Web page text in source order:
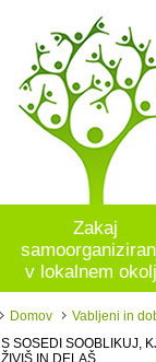
Zakaj
v lokalnem
Domov
Vabljeni in
S SOSEDI SOOBLIKUJ,
ŽIVIŠ IN DELAŠ